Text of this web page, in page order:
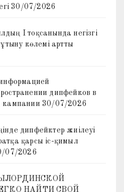
30/07/2026
I тоқсанында негізгі
көлемі артты
дипфейков в
кампании 30/07/2026
дипфейктер жиілеуі
қарсы іс-қимыл
07/2026
НАЙТИ СВОЙ